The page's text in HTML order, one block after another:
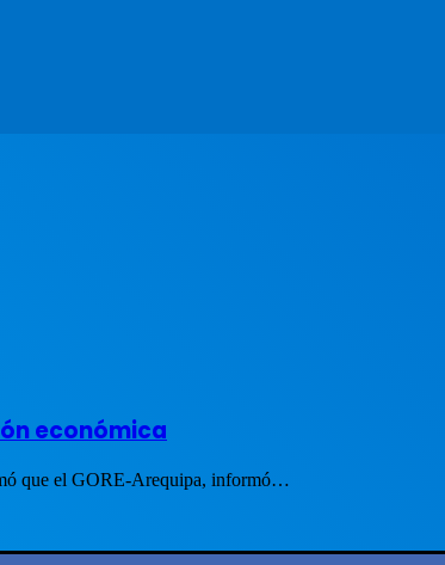
económica
que el GORE-Arequipa, informó…